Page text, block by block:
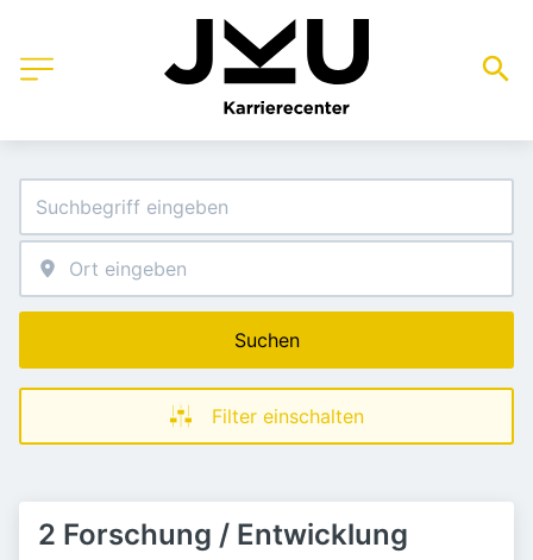
Suchen
Filter einschalten
2 Forschung / Entwicklung